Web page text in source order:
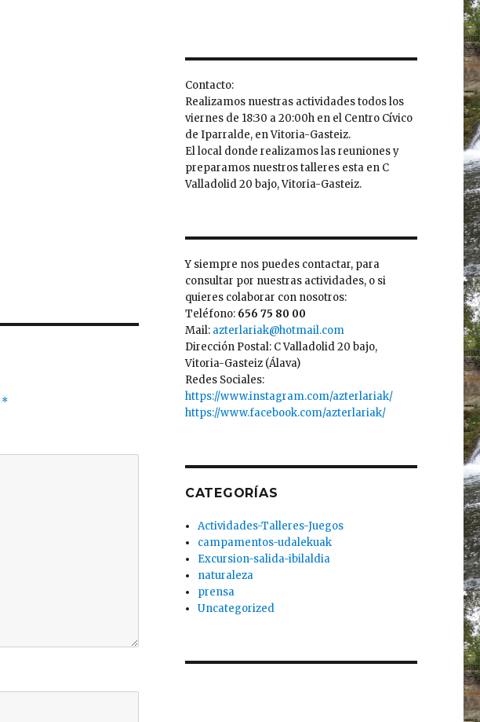
*
Contacto:
Realizamos nuestras actividades todos los
viernes de 18:30 a 20:00h en el Centro Cívico
de Iparralde, en Vitoria-Gasteiz.
El local donde realizamos las reuniones y
preparamos nuestros talleres esta en C
Valladolid 20 bajo, Vitoria-Gasteiz.
Y siempre nos puedes contactar, para
consultar por nuestras actividades, o si
quieres colaborar con nosotros:
Teléfono: 656 75 80 00
Mail: azterlariak@hotmail.com
Dirección Postal: C Valladolid 20 bajo,
Vitoria-Gasteiz (Álava)
Redes Sociales:
https://www.instagram.com/azterlariak/
https://www.facebook.com/azterlariak/
CATEGORÍAS
Actividades-Talleres-Juegos
campamentos-udalekuak
Excursion-salida-ibilaldia
naturaleza
prensa
Uncategorized